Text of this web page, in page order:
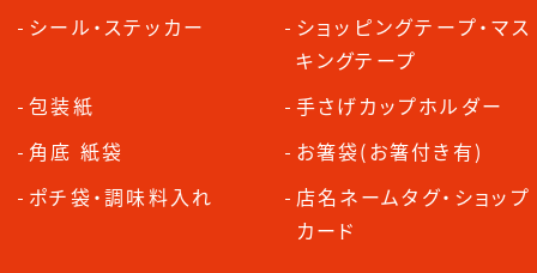
シール・ステッカー
ショッピングテープ・マス
キングテープ
包装紙
手さげカップホルダー
角底 紙袋
お箸袋(お箸付き有)
ポチ袋・調味料入れ
店名ネームタグ・ショップ
カード